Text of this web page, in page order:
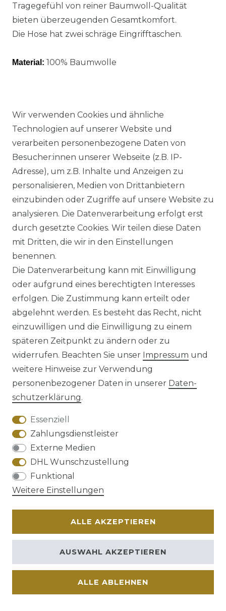
Tragegefühl von reiner Baumwoll-Qualität
bieten überzeugenden Gesamtkomfort.
Die Hose hat zwei schräge Eingrifftaschen.
Material: 100% Baumwolle
Ähnlicher Artikel
Authentic klein - Elastische
Damen Sport und Freizeit
Hose aus Baumwollmix (03025)
ab 59,95 € *
Impressum Daten­schutz­erklärung
AGB Barrierefreiheitserklärung
Widerrufs­recht
© Copyright 2026 | Alle Rechte vorbehalten.
Wir verwenden Cookies und ähnliche
Technologien auf unserer Website und
verarbeiten personenbezogene Daten von
Besucher:innen unserer Webseite (z.B. IP-
Adresse), um z.B. Inhalte und Anzeigen zu
personalisieren, Medien von Drittanbietern
einzubinden oder Zugriffe auf unsere Website zu
analysieren. Die Datenverarbeitung erfolgt erst
durch gesetzte Cookies. Wir teilen diese Daten
mit Dritten, die wir in den Einstellungen
benennen.
Die Datenverarbeitung kann mit Einwilligung
oder aufgrund eines berechtigten Interesses
erfolgen. Die Zustimmung kann erteilt oder
abgelehnt werden. Es besteht das Recht, nicht
einzuwilligen und die Einwilligung zu einem
späteren Zeitpunkt zu ändern oder zu
widerrufen. Beachten Sie unser Impressum und
weitere Hinweise zur Verwendung
personenbezogener Daten in unserer Daten­
schutz­erklärung.
Essenziell
Zahlungsdienstleister
Externe Medien
DHL Wunschzustellung
Funktional
Weitere Einstellungen
ALLE AKZEPTIEREN
ALLE ABLEHNEN
AUSWAHL AKZEPTIEREN